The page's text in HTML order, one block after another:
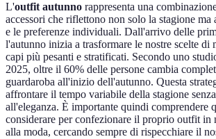
L'outfit autunno rappresenta una
accessori che riflettono non solo la stagione ma
e le preferenze individuali. Dall'arrivo delle
l'autunno inizia a trasformare le nostre scelte di
capi più pesanti e stratificati. Secondo uno
2025, oltre il 60% delle persone cambia
guardaroba all'inizio dell'autunno. Questa
affrontare il tempo variabile della stagione
all'eleganza. È importante quindi comprendere
considerare per confezionare il proprio outfit in
alla moda, cercando sempre di rispecchiare il